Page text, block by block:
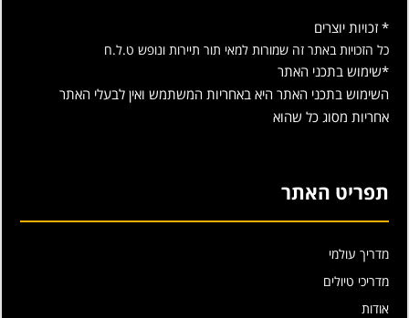
* זכויות יוצרים
כל הזכויות באתר זה שמורות למאי תור תיירות ונופש ט.ל.ח
*שימוש בתכני האתר
השימוש בתכני האתר היא באחריות המשתמש ואין לבעלי האתר
אחריות מסוג כל שהוא
תפריט האתר
מדריך עולמי
מדריכי טיולים
אודות